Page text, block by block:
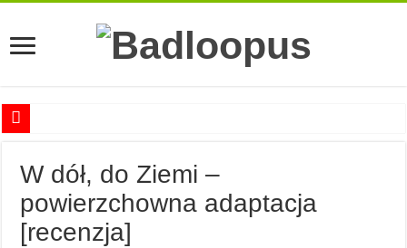
Najciekawsze książki o kobietach nauki
Najlepsze mangi dla dorosłych
Najciekawsze zapowiedzi komiksowe na 2023 rok
W dół, do Ziemi –
powierzchowna adaptacja
[recenzja]